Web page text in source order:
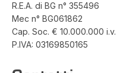
R.E.A. di BG n° 355496
Mec n° BG061862
Cap. Soc. € 10.000.000 i.v.
P.IVA: 03169850165